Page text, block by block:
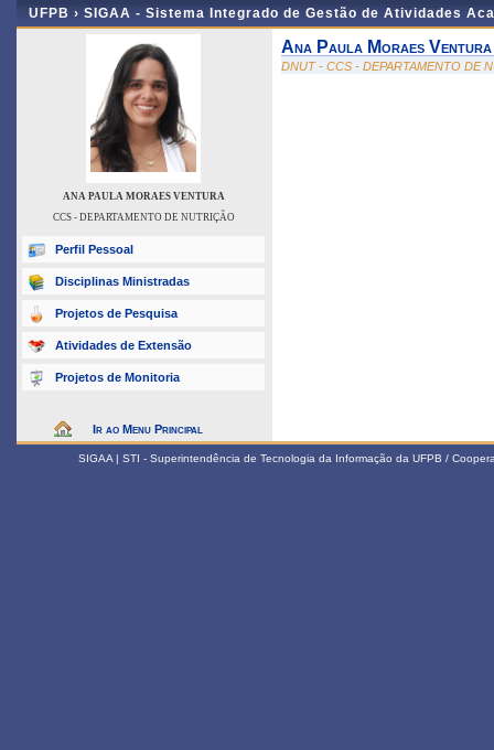
UFPB › SIGAA - Sistema Integrado de Gestão de Atividades
ANA PAULA MORAES VENTURA
CCS - DEPARTAMENTO DE NUTRIÇÃO
Perfil Pessoal
Disciplinas Ministradas
Projetos de Pesquisa
Atividades de Extensão
Projetos de Monitoria
Ir ao Menu Principal
Ana Paula Moraes Ventura
DNUT - CCS - DEPARTAMENTO DE
SIGAA | STI - Superintendência de Tecnologia da Informação da UFPB /